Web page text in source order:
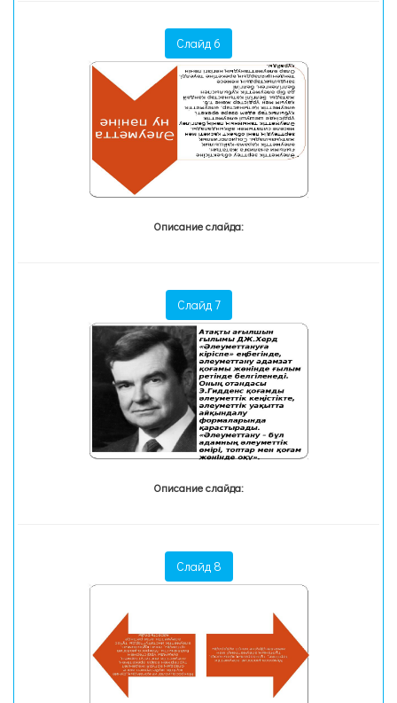
Слайд 6
Описание слайда:
Слайд 7
Описание слайда:
Слайд 8